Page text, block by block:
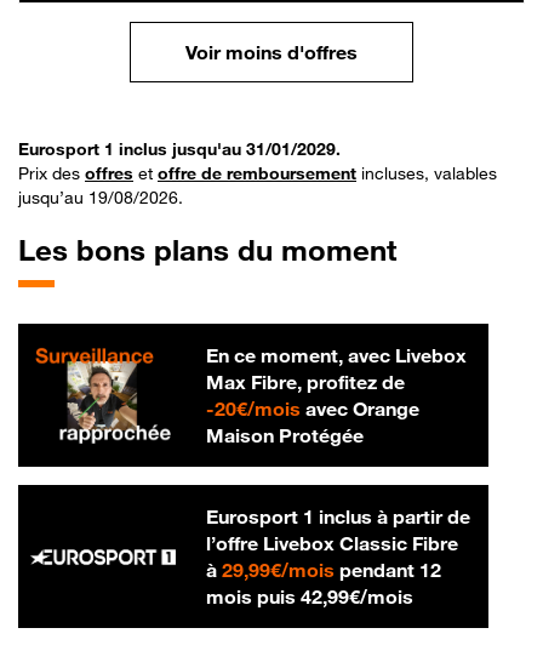
Voir moins d'offres
Eurosport 1 inclus jusqu'au 31/01/2029.
Prix des offres et offre de remboursement incluses, valables
jusqu’au 19/08/2026.
Les bons plans du moment
En ce moment, avec Livebox
Max Fibre, profitez de
-20€/mois20 € par mois
avec Orange
Maison Protégée
Eurosport 1 inclus à partir de
l’offre Livebox Classic Fibre
à 29,99€/mois29,99 € par mois
pendant 12
mois puis 42,99€/mois42,99 € par